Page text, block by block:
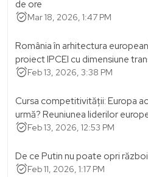
de ore
alarm_onMar 18, 2026, 1:47 PM
România în arhitectura
proiect IPCEI cu dimensiune
alarm_onFeb 13, 2026, 3:38 PM
Cursa competitivității: Europa
urmă? Reuniunea liderilor
alarm_onFeb 13, 2026, 12:53 PM
De ce Putin nu poate opri
alarm_onFeb 11, 2026, 1:17 PM